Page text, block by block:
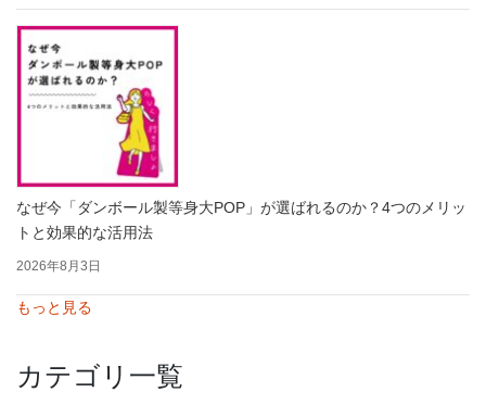
なぜ今「ダンボール製等身大POP」が選ばれるのか？4つのメリッ
トと効果的な活用法
2026年8月3日
もっと見る
カテゴリ一覧